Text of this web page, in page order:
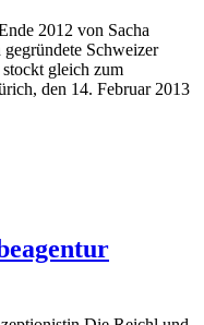
2012 von Sacha
Schweizer
gleich zum
den 14. Februar 2013